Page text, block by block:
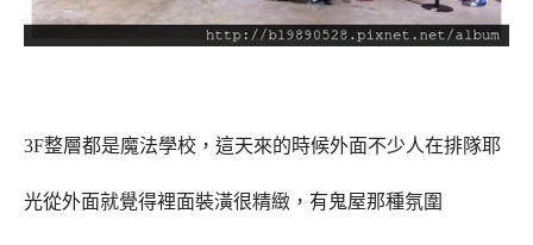
3F整層都是魔法學校，這天來的時候外面不少人在排隊耶
光從外面就覺得裡面裝潢很精緻，有鬼屋那種氛圍